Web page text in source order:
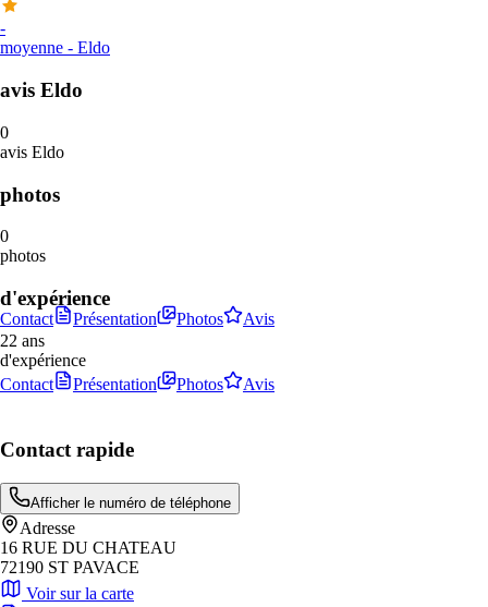
-
moyenne - Eldo
avis Eldo
0
avis Eldo
photos
0
photos
d'expérience
22 ans
d'expérience
Contact
Présentation Photos Avis
Contact Présentation Photos Avis
Contact rapide
Afficher le numéro de téléphone
Adresse
16 RUE DU CHATEAU
72190 ST PAVACE
Voir sur la carte